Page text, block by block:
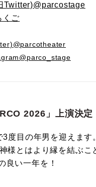
Twitter)@parcostage
くご
2026」上演決定
度目の年男を迎えます
様とはより縁を結ぶこ
良い一年を！